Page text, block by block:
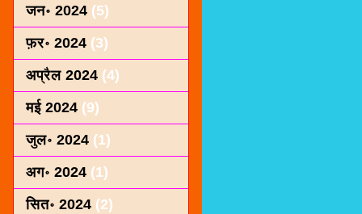
जन॰ 2024 (5)
फ़र॰ 2024 (3)
अप्रैल 2024 (4)
मई 2024 (9)
जुल॰ 2024 (1)
अग॰ 2024 (1)
सित॰ 2024 (2)